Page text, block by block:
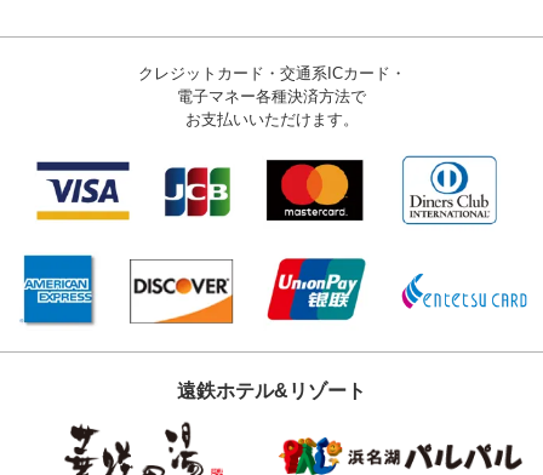
クレジットカード・交通系ICカード・
電子マネー各種決済方法で
お支払いいただけます。
遠鉄ホテル&リゾート